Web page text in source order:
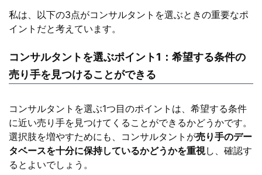
私は、以下の3点がコンサルタントを選ぶときの重要なポ
イントだと考えています。
コンサルタントを選ぶポイント1：希望する条件の
売り手を見つけることができる
コンサルタントを選ぶ1つ目のポイントは、希望する条件
に近い売り手を見つけてくることができるかどうかです。
選択肢を増やすためにも、コンサルタントが売り手のデー
タベースを十分に保持しているかどうかを重視し、確認す
るとよいでしょう。